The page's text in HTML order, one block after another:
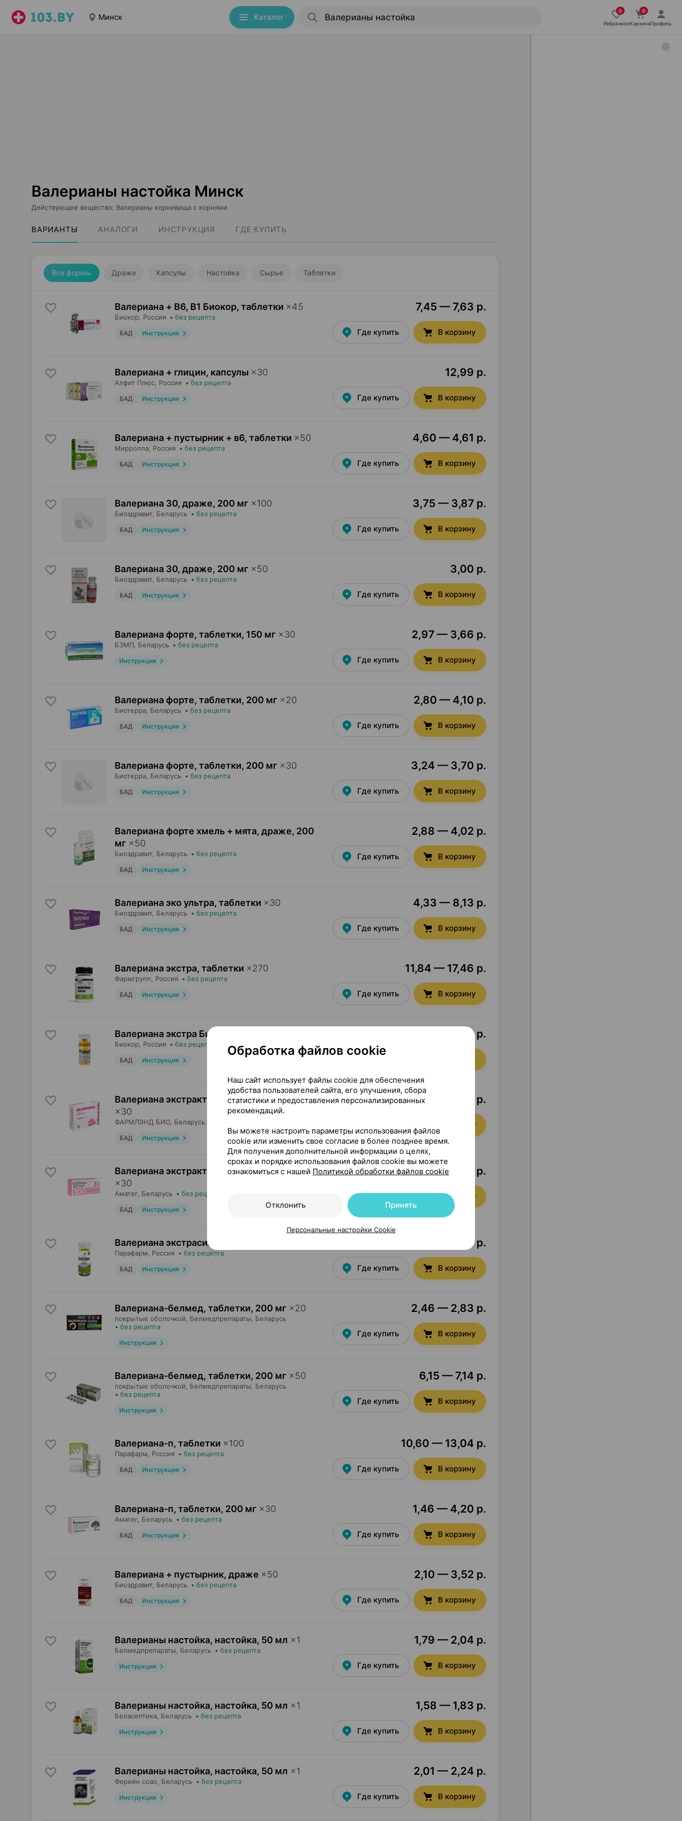
Минск Каталог
ИзбранноеКорзинаПрофиль
Валерианы настойка Минск
Действующее вещество: Валерианы корневища с корнями
ВАРИАНТЫ АНАЛОГИ ИНСТРУКЦИЯ ГДЕ КУПИТЬ
Все формы Драже Капсулы Настойка Сырье Таблетки
Валериана + B6, B1 Биокор, таблетки ×45
Биокор , Россия • без рецепта
БАД Инструкция
7,45 — 7,63 р.
Где купить В корзину
Валериана + глицин, капсулы ×30
Алфит Плюс , Россия • без рецепта
БАД Инструкция
12,99 р.
Где купить В корзину
Валериана + пустырник + в6, таблетки ×50
Мирролла , Россия • без рецепта
БАД Инструкция
4,60 — 4,61 р.
Где купить В корзину
Валериана 30, драже, 200 мг ×100
Биоздравит, Беларусь • без рецепта
БАД Инструкция
3,75 — 3,87 р.
Где купить В корзину
Валериана 30, драже, 200 мг ×50
Биоздравит, Беларусь • без рецепта
БАД Инструкция
3,00 р.
Где купить В корзину
Валериана форте, таблетки, 150 мг ×30
БЗМП , Беларусь • без рецепта
Инструкция
2,97 — 3,66 р.
Где купить В корзину
Валериана форте, таблетки, 200 мг ×20
Биотерра , Беларусь • без рецепта
БАД Инструкция
2,80 — 4,10 р.
Где купить В корзину
Валериана форте, таблетки, 200 мг ×30
Биотерра , Беларусь • без рецепта
БАД Инструкция
3,24 — 3,70 р.
Где купить В корзину
Валериана форте хмель + мята, драже, 200
мг ×50
Биоздравит, Беларусь • без рецепта
БАД Инструкция
2,88 — 4,02 р.
Где купить В корзину
Валериана эко ультра, таблетки ×30
Биоздравит, Беларусь • без рецепта
БАД Инструкция
4,33 — 8,13 р.
Где купить В корзину
Валериана экстра, таблетки ×270
Фармгрупп , Россия • без рецепта
БАД Инструкция
11,84 — 17,46 р.
Где купить В корзину
Валериана экстра Биокор, драже
Биокор , Россия • без рецепта
БАД Инструкция
2,60 — 4,99 р.
В корзину
Валериана экстракт Фармлэнд био, таблетки
×30
ФАРМЛЭНД БИО , Беларусь
БАД Инструкция
3,39 — 7,02 р.
В корзину
Валериана экстракт форте, таблетки 600 мг
×30
Аматег, Беларусь • без рецепта
БАД Инструкция
5,38 — 5,46 р.
Где купить В корзину
Валериана экстрасила, драже
Парафарм , Россия • без рецепта
БАД Инструкция
3,50 — 4,74 р.
Где купить В корзину
Валериана-белмед, таблетки, 200 мг ×20
покрытые оболочкой, Белмедпрепараты , Беларусь
• без рецепта
Инструкция
2,46 — 2,83 р.
Где купить В корзину
Валериана-белмед, таблетки, 200 мг ×50
покрытые оболочкой, Белмедпрепараты , Беларусь
• без рецепта
Инструкция
6,15 — 7,14 р.
Где купить В корзину
Валериана-п, таблетки ×100
Парафарм , Россия • без рецепта
БАД Инструкция
10,60 — 13,04 р.
Где купить В корзину
Валериана-п, таблетки, 200 мг ×30
Аматег, Беларусь • без рецепта
БАД Инструкция
1,46 — 4,20 р.
Где купить В корзину
Валериана + пустырник, драже ×50
Биоздравит, Беларусь • без рецепта
БАД Инструкция
2,10 — 3,52 р.
Где купить В корзину
Валерианы настойка, настойка, 50 мл ×1
Белмедпрепараты , Беларусь • без рецепта
Инструкция
1,79 — 2,04 р.
Где купить В корзину
Валерианы настойка, настойка, 50 мл ×1
Беласептика , Беларусь • без рецепта
Инструкция
1,58 — 1,83 р.
Где купить В корзину
Валерианы настойка, настойка, 50 мл ×1
Ферейн соао , Беларусь • без рецепта
Инструкция
2,01 — 2,24 р.
Где купить В корзину
Обработка файлов cookie
Наш сайт использует файлы cookie для обеспечения
удобства пользователей сайта, его улучшения, сбора
статистики и предоставления персонализированных
рекомендаций.
Вы можете настроить параметры использования файлов
cookie или изменить свое согласие в более позднее время.
Для получения дополнительной информации о целях,
сроках и порядке использования файлов cookie вы можете
ознакомиться с нашей Политикой обработки файлов cookie
Отклонить Принять
Персональные настройки Cookie